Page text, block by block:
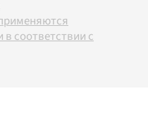
соответствии с